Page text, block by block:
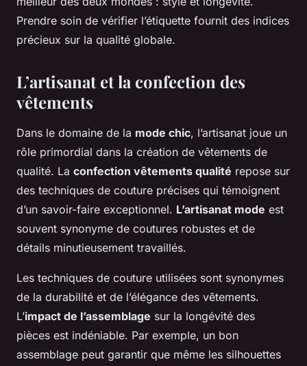
Prendre soin de vérifier l’étiquette fournit des indices
précieux sur la qualité globale.
L’artisanat et la confection des
vêtements
Dans le domaine de la mode chic, l’artisanat joue un
rôle primordial dans la création de vêtements de
qualité. La confection vêtements qualité repose sur
des techniques de couture précises qui témoignent
d’un savoir-faire exceptionnel. L’artisanat mode est
souvent synonyme de coutures robustes et de
détails minutieusement travaillés.
Les techniques de couture utilisées sont synonymes
de la durabilité et de l’élégance des vêtements.
L’impact de l’assemblage sur la longévité des
pièces est indéniable. Par exemple, un bon
assemblage peut garantir que même les silhouettes